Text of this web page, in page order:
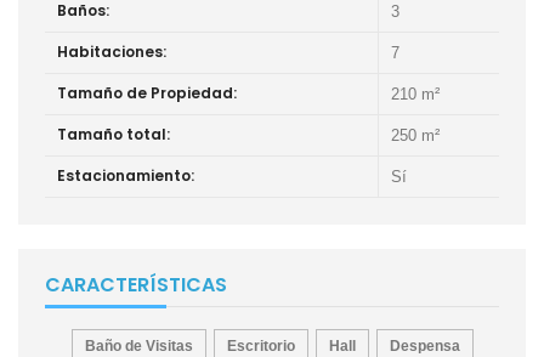
Baños: 3
Habitaciones: 7
Tamaño de Propiedad: 210 m²
Tamaño total: 250 m²
Estacionamiento: Sí
CARACTERÍSTICAS
Baño de Visitas Escritorio Hall Despensa